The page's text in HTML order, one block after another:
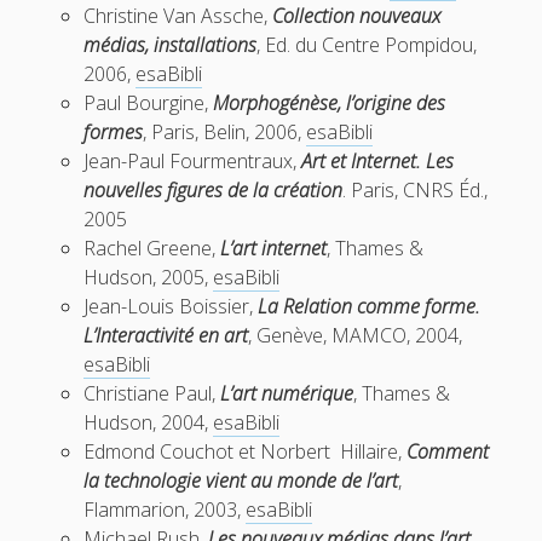
Christine Van Assche, Collection nouveaux
médias, installations, Ed. du Centre Pompidou,
2006, esaBibli
Paul Bourgine,Morphogénèse, l’origine des
formes, Paris, Belin, 2006, esaBibli
Jean-Paul Fourmentraux,Art et Internet. Les
nouvelles figures de la création. Paris, CNRS Éd.,
2005
Rachel Greene,L’art internet, Thames &
Hudson, 2005, esaBibli
Jean-Louis Boissier,La Relation comme forme.
L’Interactivité en art, Genève, MAMCO, 2004,
esaBibli
Christiane Paul,L’art numérique, Thames &
Hudson, 2004, esaBibli
Edmond Couchot et Norbert Hillaire, Comment
la technologie vient au monde de l’art,
Flammarion, 2003, esaBibli